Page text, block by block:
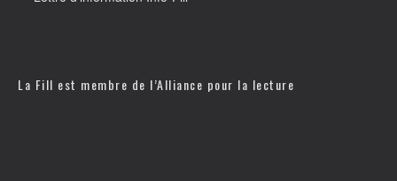
La Fill est membre de l’Alliance pour la lecture